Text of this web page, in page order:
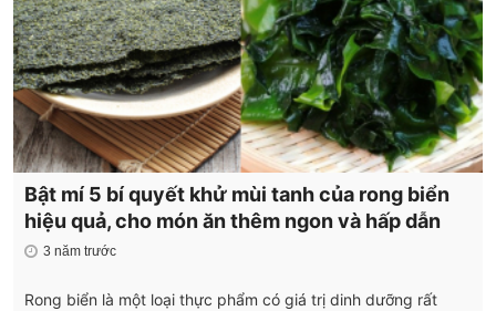
Bật mí 5 bí quyết khử mùi tanh của rong biển
hiệu quả, cho món ăn thêm ngon và hấp dẫn
3 năm trước
Rong biển là một loại thực phẩm có giá trị dinh dưỡng rất